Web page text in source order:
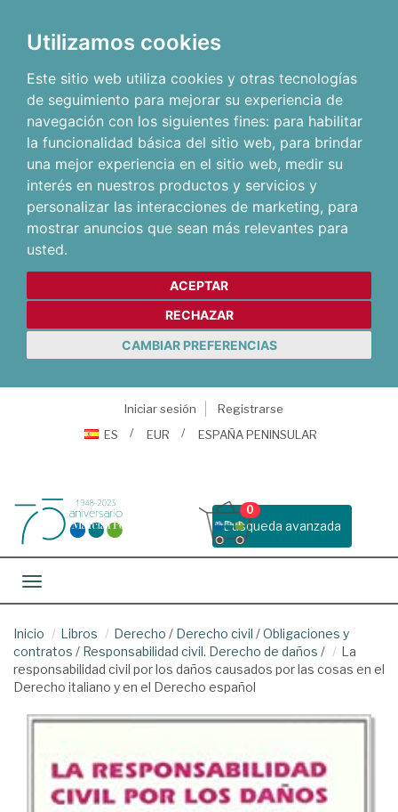
Utilizamos cookies
Este sitio web utiliza cookies y otras tecnologías
de seguimiento para mejorar su experiencia de
navegación con los siguientes fines: para habilitar
la funcionalidad básica del sitio web, para brindar
una mejor experiencia en el sitio web, medir su
interés en nuestros productos y servicios y
personalizar las interacciones de marketing, para
mostrar anuncios que sean más relevantes para
usted.
ACEPTAR
RECHAZAR
CAMBIAR PREFERENCIAS
Iniciar sesión
Registrarse
ES
EUR ESPAÑA PENINSULAR
Busqueda avanzada
0
Toggle navigation
Inicio Libros Derecho / Derecho civil /Obligaciones y
contratos / Responsabilidad civil. Derecho de daños /
La
responsabilidad civil por los daños causados por las cosas en el
Derecho italiano y en el Derecho español